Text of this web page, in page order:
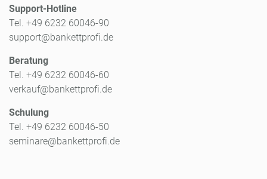
Support-Hotline
Tel. +49 6232 60046-90
support@bankettprofi.de
Beratung
Tel. +49 6232 60046-60
verkauf@bankettprofi.de
Schulung
Tel. +49 6232 60046-50
seminare@bankettprofi.de